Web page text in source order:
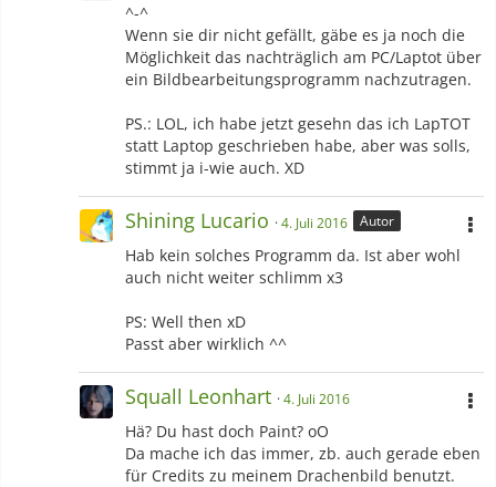
^-^
Wenn sie dir nicht gefällt, gäbe es ja noch die
Möglichkeit das nachträglich am PC/Laptot über
ein Bildbearbeitungsprogramm nachzutragen.
PS.: LOL, ich habe jetzt gesehn das ich LapTOT
statt Laptop geschrieben habe, aber was solls,
stimmt ja i-wie auch. XD
Shining Lucario 4. Juli 2016 Autor
Hab kein solches Programm da. Ist aber wohl
auch nicht weiter schlimm x3
PS: Well then xD
Passt aber wirklich ^^
Squall Leonhart 4. Juli 2016
Hä? Du hast doch Paint? oO
Da mache ich das immer, zb. auch gerade eben
für Credits zu meinem Drachenbild benutzt.